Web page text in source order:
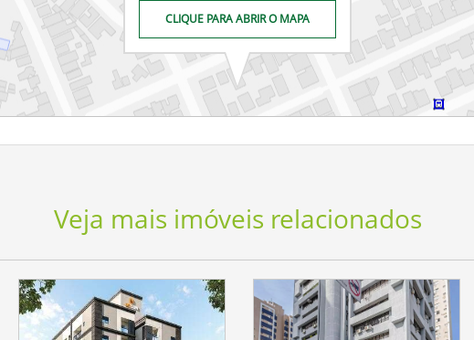
CLIQUE PARA ABRIR O MAPA
Veja mais imóveis relacionados